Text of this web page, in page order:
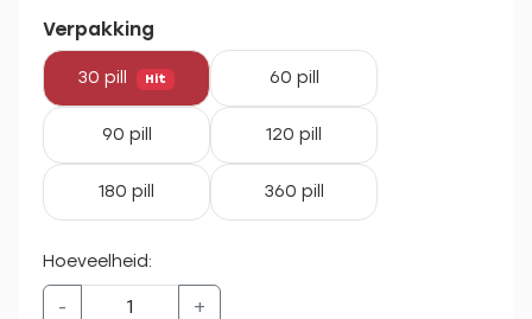
Verpakking
30 pill Hit 60 pill
90 pill 120 pill
180 pill 360 pill
Hoeveelheid:
- +